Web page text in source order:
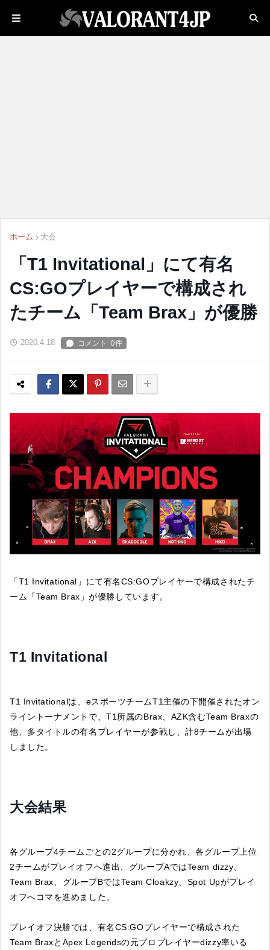
ホーム 大会
「T1 Invitational」にて有名
CS:GOプレイヤーで構成され
たチーム「Team Brax」が優勝
2020.4.18
「T1 Invitational」にて有名CS:GOプレイヤーで構成されたチ
ーム「Team Brax」が優勝しています。
T1 Invitational
T1 Invitationalは、eスポーツチームT1主催の下開催されたオン
ライントーナメントで、T1所属のBrax、AZK含むTeam Braxの
他、多タイトルの有名プレイヤーが参戦し、計8チームが出場
しました。
大会結果
各グループ4チームごとの2グループに分かれ、各グループ上位
2チームがプレイオフへ進出、グループAではTeam dizzy、
Team Brax、グループBではTeam Cloakzy、Spot Upがプレイ
オフへコマを進めました。
プレイオフ決勝では、有名CS:GOプレイヤーで構成された
Team BraxとApex Legendsの元プロプレイヤーdizzy率いる